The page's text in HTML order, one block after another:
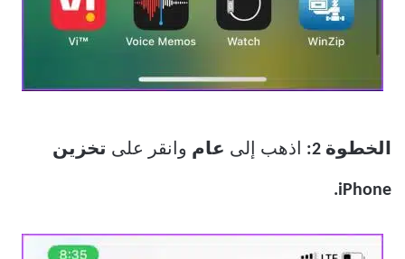
الخطوة 2: اذهب إلى عام وانقر على تخزين
iPhone.